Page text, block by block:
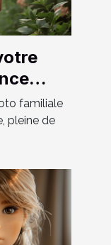
familiale
pleine de